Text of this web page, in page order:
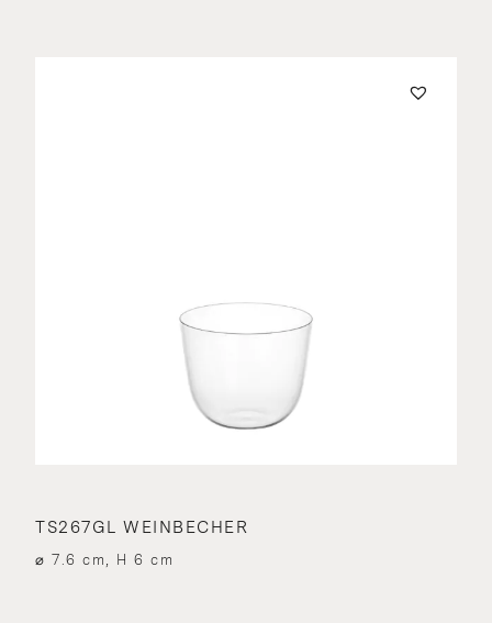
TS267GL WEINBECHER
⌀ 7.6 cm, H 6 cm